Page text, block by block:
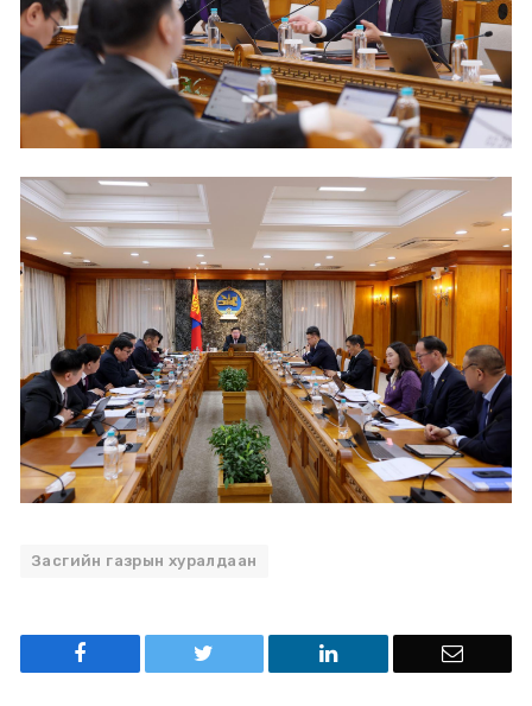
Засгийн газрын хуралдаан